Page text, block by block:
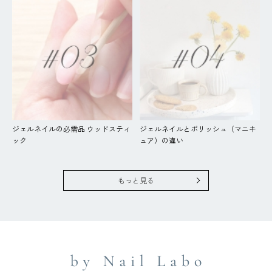
ジェルネイルの必需品 ウッドスティ
ック
ジェルネイルとポリッシュ（マニキ
ュア）の違い
もっと見る